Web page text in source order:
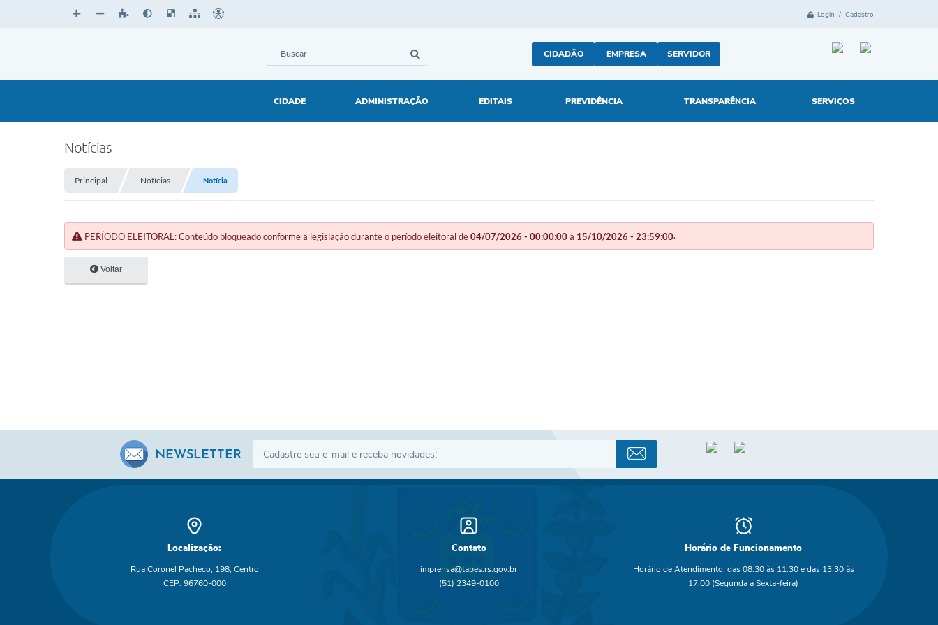
Login / Cadastro
CIDADÃO EMPRESA SERVIDOR
CIDADE ADMINISTRAÇÃO EDITAIS PREVIDÊNCIA TRANSPARÊNCIA SERVIÇOS
Notícias
Principal Notícias Notícia
PERÍODO ELEITORAL: Conteúdo bloqueado conforme a legislação durante o período eleitoral de04/07/2026 - 00:00:00a 15/10/2026 - 23:59:00.
Voltar
NEWSLETTER
Localização:
Rua Coronel Pacheco, 198, Centro
CEP: 96760-000
Contato
imprensa@tapes.rs.gov.br
(51) 2349-0100
Horário de Funcionamento
Horário de Atendimento: das 08:30 às 11:30 e das 13:30 às
17:00 (Segunda a Sexta-feira)